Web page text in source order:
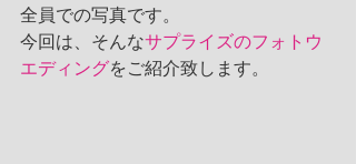
全員での写真です。
今回は、そんなサプライズのフォトウ
エディングをご紹介致します。